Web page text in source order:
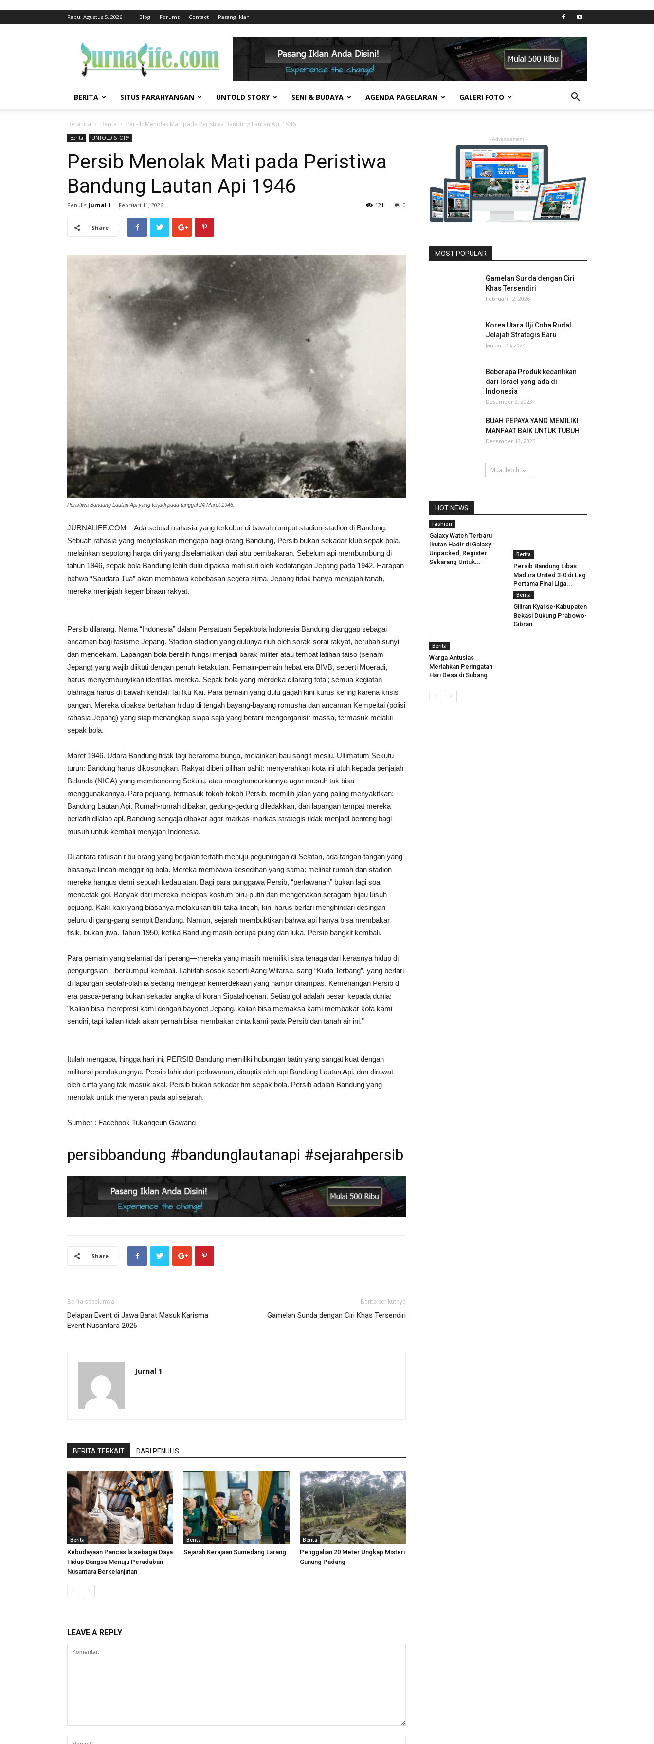
Rabu, Agustus 5, 2026 Blog Forums Contact Pasang Iklan
BERITA SITUS PARAHYANGAN UNTOLD STORY SENI & BUDAYA AGENDA PAGELARAN GALERI FOTO
Beranda Berita Persib Menolak Mati pada Peristiwa Bandung Lautan Api 1946
Berita UNTOLD STORY
Persib Menolak Mati pada Peristiwa
Bandung Lautan Api 1946
Penulis Jurnal 1 - Februari 11, 2026 0
121
Share
Peristiwa Bandung Lautan Api yang terjadi pada tanggal 24 Maret 1946.
JURNALIFE.COM – Ada sebuah rahasia yang terkubur di bawah rumput stadion-stadion di Bandung.
Sebuah rahasia yang menjelaskan mengapa bagi orang Bandung, Persib bukan sekadar klub sepak bola,
melainkan sepotong harga diri yang diselamatkan dari abu pembakaran. ​Sebelum api membumbung di
tahun 1946, sepak bola Bandung lebih dulu dipaksa mati suri oleh kedatangan Jepang pada 1942. Harapan
bahwa “Saudara Tua” akan membawa kebebasan segera sirna. Jepang tidak hanya menjajah tanah,
mereka menjajah kegembiraan rakyat.
​Persib dilarang. Nama “Indonesia” dalam Persatuan Sepakbola Indonesia Bandung dianggap sebagai
ancaman bagi fasisme Jepang. Stadion-stadion yang dulunya riuh oleh sorak-sorai rakyat, berubah sunyi
dan mencekam. Lapangan bola beralih fungsi menjadi barak militer atau tempat latihan taiso (senam
Jepang) yang wajib diikuti dengan penuh ketakutan. Pemain-pemain hebat era BIVB, seperti Moeradi,
harus menyembunyikan identitas mereka. Sepak bola yang merdeka dilarang total; semua kegiatan
olahraga harus di bawah kendali Tai Iku Kai. Para pemain yang dulu gagah kini kurus kering karena krisis
pangan. Mereka dipaksa bertahan hidup di tengah bayang-bayang romusha dan ancaman Kempeitai (polisi
rahasia Jepang) yang siap menangkap siapa saja yang berani mengorganisir massa, termasuk melalui
sepak bola.
​Maret 1946. Udara Bandung tidak lagi beraroma bunga, melainkan bau sangit mesiu. Ultimatum Sekutu
turun: Bandung harus dikosongkan. Rakyat diberi pilihan pahit: menyerahkan kota ini utuh kepada penjajah
Belanda (NICA) yang membonceng Sekutu, atau menghancurkannya agar musuh tak bisa
menggunakannya. ​Para pejuang, termasuk tokoh-tokoh Persib, memilih jalan yang paling menyakitkan:
Bandung Lautan Api. Rumah-rumah dibakar, gedung-gedung diledakkan, dan lapangan tempat mereka
berlatih dilalap api. Bandung sengaja dibakar agar markas-markas strategis tidak menjadi benteng bagi
musuh untuk kembali menjajah Indonesia.
Di antara ratusan ribu orang yang berjalan tertatih menuju pegunungan di Selatan, ada tangan-tangan yang
biasanya lincah menggiring bola. Mereka membawa kesedihan yang sama: melihat rumah dan stadion
mereka hangus demi sebuah kedaulatan. Bagi para punggawa Persib, “perlawanan” bukan lagi soal
mencetak gol. Banyak dari mereka melepas kostum biru-putih dan mengenakan seragam hijau lusuh
pejuang. Kaki-kaki yang biasanya melakukan tiki-taka lincah, kini harus berlari menghindari desingan
peluru di gang-gang sempit Bandung. ​Namun, sejarah membuktikan bahwa api hanya bisa membakar
fisik, bukan jiwa. Tahun 1950, ketika Bandung masih berupa puing dan luka, Persib bangkit kembali.
Para pemain yang selamat dari perang—mereka yang masih memiliki sisa tenaga dari kerasnya hidup di
pengungsian—berkumpul kembali. Lahirlah sosok seperti Aang Witarsa, sang “Kuda Terbang”, yang berlari
di lapangan seolah-olah ia sedang mengejar kemerdekaan yang hampir dirampas. ​Kemenangan Persib di
era pasca-perang bukan sekadar angka di koran Sipatahoenan. Setiap gol adalah pesan kepada dunia: ​
”Kalian bisa merepresi kami dengan bayonet Jepang, kalian bisa memaksa kami membakar kota kami
sendiri, tapi kalian tidak akan pernah bisa membakar cinta kami pada Persib dan tanah air ini.”
Itulah mengapa, hingga hari ini, PERSIB Bandung memiliki hubungan batin yang sangat kuat dengan
militansi pendukungnya. Persib lahir dari perlawanan, dibaptis oleh api Bandung Lautan Api, dan dirawat
oleh cinta yang tak masuk akal. ​Persib bukan sekadar tim sepak bola. Persib adalah Bandung yang
menolak untuk menyerah pada api sejarah.
Sumber : Facebook Tukangeun Gawang
persibbandung #bandunglautanapi #sejarahpersib
Share
Berita sebelumya
Delapan Event di Jawa Barat Masuk Karisma
Event Nusantara 2026
Berita berikutnya
Gamelan Sunda dengan Ciri Khas Tersendiri
Jurnal 1
BERITA TERKAIT DARI PENULIS
Berita
Kebudayaan Pancasila sebagai Daya
Hidup Bangsa Menuju Peradaban
Nusantara Berkelanjutan
Berita
Sejarah Kerajaan Sumedang Larang
Berita
Penggalian 20 Meter Ungkap Misteri
Gunung Padang
LEAVE A REPLY
- Advertisement -
MOST POPULAR
Gamelan Sunda dengan Ciri
Khas Tersendiri
Februari 12, 2026
Korea Utara Uji Coba Rudal
Jelajah Strategis Baru
Januari 25, 2024
Beberapa Produk kecantikan
dari Israel yang ada di
Indonesia
Desember 2, 2023
BUAH PEPAYA YANG MEMILIKI
MANFAAT BAIK UNTUK TUBUH
Desember 13, 2025
Muat lebih
HOT NEWS
Fashion
Galaxy Watch Terbaru
Ikutan Hadir di Galaxy
Unpacked, Register
Sekarang Untuk...
Berita
Persib Bandung Libas
Madura United 3-0 di Leg
Pertama Final Liga...
Berita
Warga Antusias
Meriahkan Peringatan
Hari Desa di Subang
Berita
Giliran Kyai se-Kabupaten
Bekasi Dukung Prabowo-
Gibran